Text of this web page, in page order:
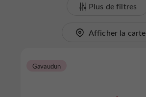
Plus de filtres
Afficher la carte
Gavaudun